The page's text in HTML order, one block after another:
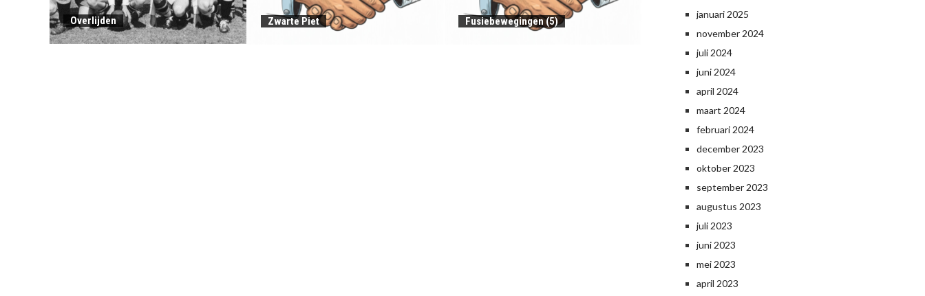
Overlijden Zwarte Piet Fusiebewegingen (5)
januari 2025
november 2024
juli 2024
juni 2024
april 2024
maart 2024
februari 2024
december 2023
oktober 2023
september 2023
augustus 2023
juli 2023
juni 2023
mei 2023
april 2023